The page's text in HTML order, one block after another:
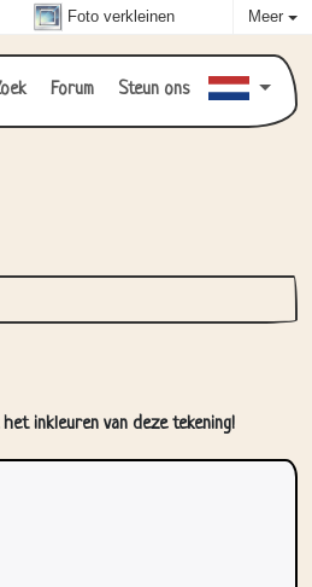
Foto verkleinen Meer
Forum Steun ons
inkleuren van deze tekening!